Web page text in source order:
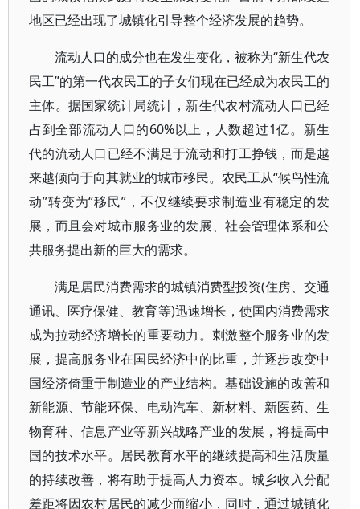
地区已经出现了城镇化引导整个经济发展的趋势。
流动人口的成分也在发生变化，被称为“新生代农
民工”的第一代农民工的子女们现在已经成为农民工的
主体。据国家统计局统计，新生代农村流动人口已经
占到全部流动人口的60%以上，人数超过1亿。新生
代的流动人口已经不满足于流动和打工挣钱，而是越
来越倾向于向其就业的城市移民。农民工从“候鸟性流
动”转变为“移民”，不仅继续要求制造业有稳定的发
展，而且会对城市服务业的发展、社会管理体系和公
共服务提出新的巨大的需求。
满足居民消费需求的城镇消费型投资(住房、交通
通讯、医疗保健、教育等)迅速增长，使国内消费需求
成为拉动经济增长的重要动力。刺激整个服务业的发
展，提高服务业在国民经济中的比重，并逐步改变中
国经济倚重于制造业的产业结构。基础设施的改善和
新能源、节能环保、电动汽车、新材料、新医药、生
物育种、信息产业等新兴战略产业的发展，将提高中
国的技术水平。居民教育水平的继续提高和生活质量
的持续改善，将有助于提高人力资本。城乡收入分配
差距将因农村居民的减少而缩小，同时，通过城镇化